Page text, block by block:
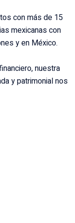
con más de 15
mexicanas con
y en México.
nuestra
y patrimonial nos